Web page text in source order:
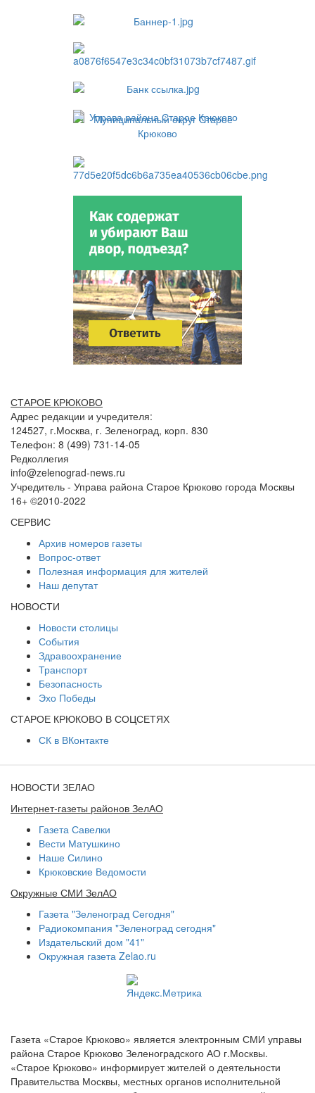
СТАРОЕ КРЮКОВО
Адрес редакции и учредителя:
124527, г.Москва, г. Зеленоград, корп. 830
Телефон: 8 (499) 731-14-05
Редколлегия
info@zelenograd-news.ru
Учредитель - Управа района Старое Крюково города Москвы
16+ ©2010-2022
СЕРВИС
Архив номеров газеты
Вопрос-ответ
Полезная информация для жителей
Наш депутат
НОВОСТИ
Новости столицы
События
Здравоохранение
Транспорт
Безопасность
Эхо Победы
СТАРОЕ КРЮКОВО В СОЦСЕТЯХ
СК в ВКонтакте
НОВОСТИ ЗЕЛАО
Интернет-газеты районов ЗелАО
Газета Савелки
Вести Матушкино
Наше Силино
Крюковские Ведомости
Окружные СМИ ЗелАО
Газета "Зеленоград Сегодня"
Радиокомпания "Зеленоград сегодня"
Издательский дом "41"
Окружная газета Zelao.ru
Газета «Старое Крюково» является электронным СМИ управы
района Старое Крюково Зеленоградского АО г.Москвы.
«Старое Крюково» информирует жителей о деятельности
Правительства Москвы, местных органов исполнительной